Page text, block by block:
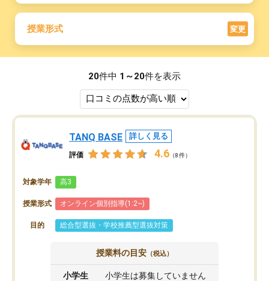
授業形式 変更
20件中 1～20件を表示
TANQ BASE 詳しく見る
評価 4.6 （8件）
対象学年 高3
授業形式 オンライン個別指導(1:2~)
目的 総合型選抜・学校推薦型選抜対策
授業料の目安 （税込）
小学生 小学生は募集していません